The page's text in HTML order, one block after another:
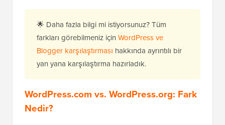
🌟 Daha fazla bilgi mi istiyorsunuz? Tüm
farkları görebilmeniz için WordPress ve
Blogger karşılaştırması hakkında ayrıntılı bir
yan yana karşılaştırma hazırladık.
WordPress.com vs. WordPress.org: Fark
Nedir?